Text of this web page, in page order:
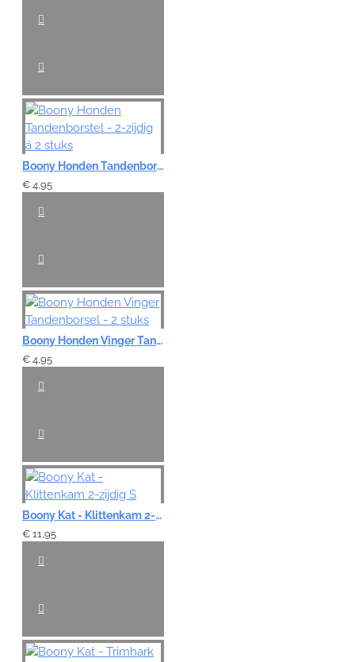
Boony Honden Tandenborstel - 2-zijdig á 2 stuks
€ 4,95
Boony Honden Vinger Tandenborsel - 2 stuks
€ 4,95
Boony Kat - Klittenkam 2-zijdig S
€ 11,95